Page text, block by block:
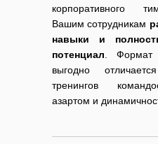
корпоративного
Вашим сотрудникам
навыки и
потенциал . Формат
выгодно
тренингов
азартом и